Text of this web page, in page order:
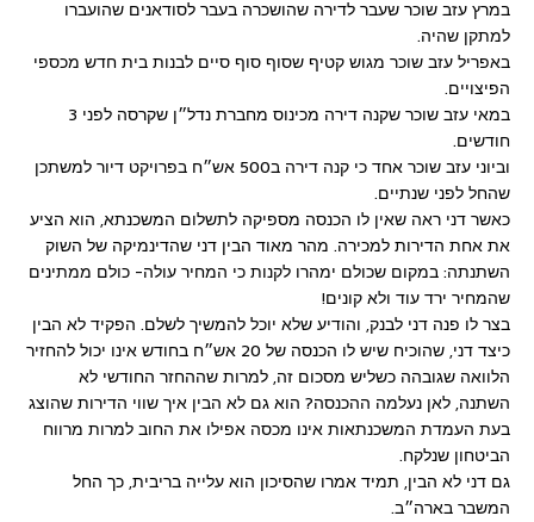
במרץ עזב שוכר שעבר לדירה שהושכרה בעבר לסודאנים שהועברו
למתקן שהיה.
באפריל עזב שוכר מגוש קטיף שסוף סוף סיים לבנות בית חדש מכספי
הפיצויים.
במאי עזב שוכר שקנה דירה מכינוס מחברת נדל״ן שקרסה לפני 3
חודשים.
וביוני עזב שוכר אחד כי קנה דירה ב500 אש״ח בפרויקט דיור למשתכן
שהחל לפני שנתיים.
כאשר דני ראה שאין לו הכנסה מספיקה לתשלום המשכנתא, הוא הציע
את אחת הדירות למכירה. מהר מאוד הבין דני שהדינמיקה של השוק
השתנתה: במקום שכולם ימהרו לקנות כי המחיר עולה- כולם ממתינים
שהמחיר ירד עוד ולא קונים!
בצר לו פנה דני לבנק, והודיע שלא יוכל להמשיך לשלם. הפקיד לא הבין
כיצד דני, שהוכיח שיש לו הכנסה של 20 אש״ח בחודש אינו יכול להחזיר
הלוואה שגובהה כשליש מסכום זה, למרות שההחזר החודשי לא
השתנה, לאן נעלמה ההכנסה? הוא גם לא הבין איך שווי הדירות שהוצג
בעת העמדת המשכנתאות אינו מכסה אפילו את החוב למרות מרווח
הביטחון שנלקח.
גם דני לא הבין, תמיד אמרו שהסיכון הוא עלייה בריבית, כך החל
המשבר בארה״ב.